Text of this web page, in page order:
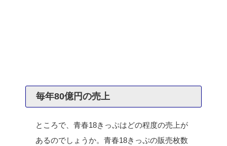
毎年80億円の売上
ところで、青春18きっぷはどの程度の売上が
あるのでしょうか。青春18きっぷの販売枚数